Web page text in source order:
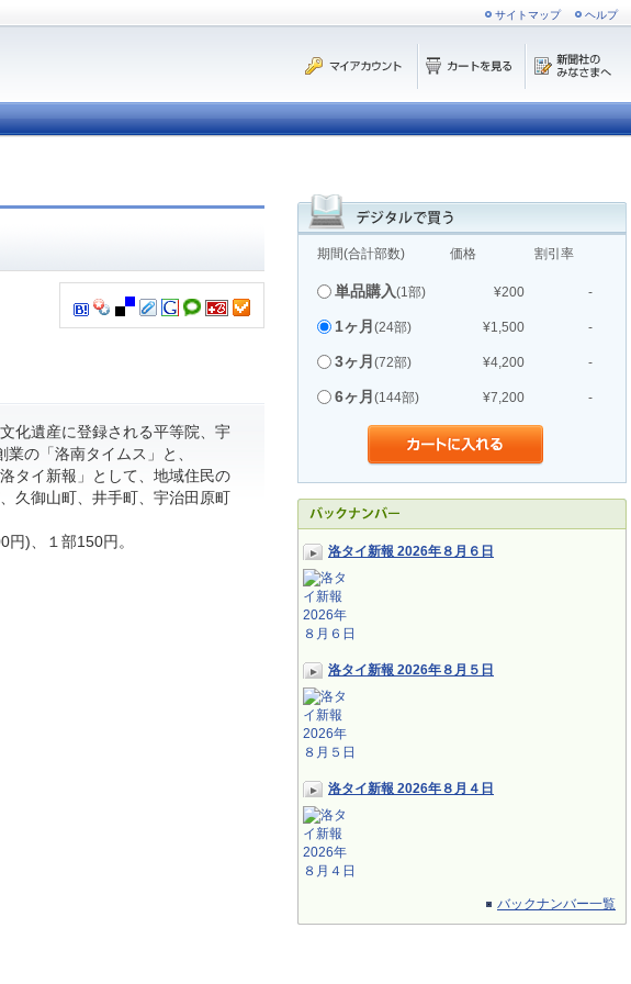
サイトマップ ヘルプ
期間(合計部数) 価格 割引率
単品購入(1部) ¥200 -
1ヶ月 (24部) ¥1,500 -
3ヶ月 (72部) ¥4,200 -
6ヶ月 (144部) ¥7,200 -
洛タイ新報 2026年８月６日
洛タイ新報 2026年８月５日
洛タイ新報 2026年８月４日
バックナンバー一覧
化遺産に登録される平等院、宇
の「洛南タイムス」と、
タイ新報」として、地域住民の
久御山町、井手町、宇治田原町
)、１部150円。